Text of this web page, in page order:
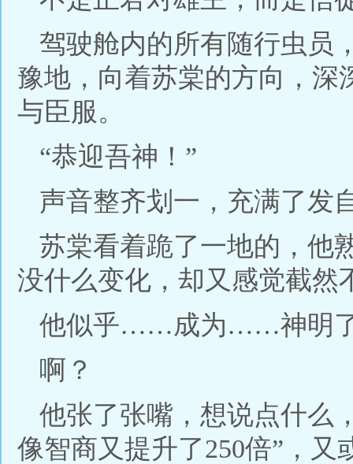
驾驶舱内的所有随行虫员
豫地，向着苏棠的方向，深
与臣服。
“恭迎吾神！”
声音整齐划一，充满了发
苏棠看着跪了一地的，他
没什么变化，却又感觉截然
他似乎……成为……神明
啊？
他张了张嘴，想说点什么
像智商又提升了250倍”，又